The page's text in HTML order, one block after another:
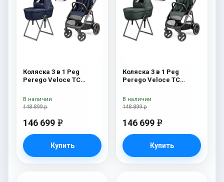
Коляска 3 в 1 Peg
Perego Veloce TC
Shine New
148 899 р
146 699 e
Купить
В наличии
Коляска 3 в 1 Peg
Perego Veloce TC
New
148 899 р
146 699 e
Купить
В наличии